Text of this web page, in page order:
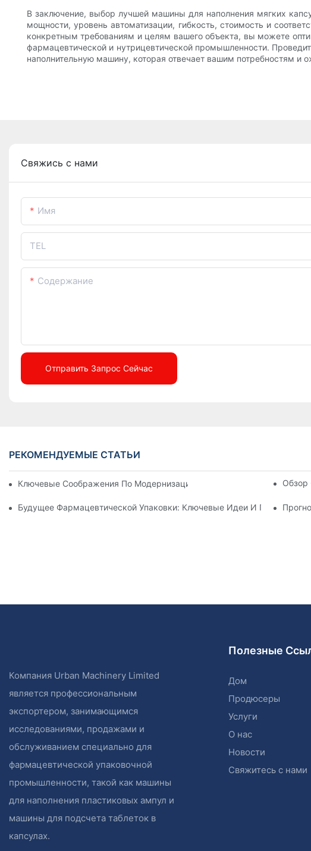
В заключение, выбор лучшей машины для наполнения мягких
мощности, уровень автоматизации, гибкость, стоимость и
конкретным требованиям и целям вашего объекта, вы можете
фармацевтической и нутрицевтической промышленности.
наполнительную машину, которая отвечает вашим потребностям и
Свяжись с нами
Имя
TEL
Содержание
Отправить Запрос Сейчас
РЕКОМЕНДУЕМЫЕ СТАТЬИ
Ключевые Соображения По Модернизации Механизма Обзор
Будущее Фармацевтической Упаковки: Ключевые Идеи И Прогнозы
Компания Urban Machinery Limited
является профессиональным
экспортером, занимающимся
исследованиями, продажами и
обслуживанием специально для
фармацевтической упаковочной
промышленности, такой как машины
для наполнения пластиковых ампул и
машины для подсчета таблеток в
капсулах.
Полезные
Дом
Продюсеры
Услуги
О нас
Новости
Свяжитесь с нами